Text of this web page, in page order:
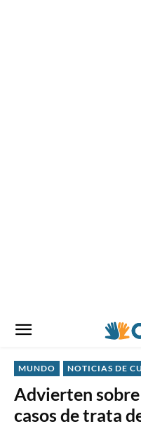
MUNDO NOTICIAS DE
Advierten
casos de trata